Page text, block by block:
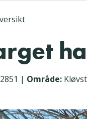
| Område: